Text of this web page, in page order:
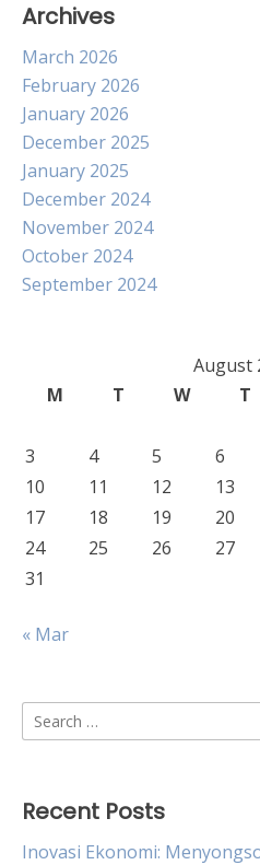
Archives
March 2026
February 2026
January 2026
December 2025
January 2025
December 2024
November 2024
October 2024
September 2024
August
M
T W T
3
4 5 6
10
11 12 13
17
18 19 20
24
25 26 27
31
« Mar
Search
for:
Recent Posts
Inovasi Ekonomi: